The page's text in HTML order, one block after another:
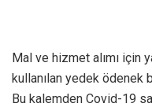
Mal ve hizmet alımı için
kullanılan yedek ödenek
Bu kalemden Covid-19